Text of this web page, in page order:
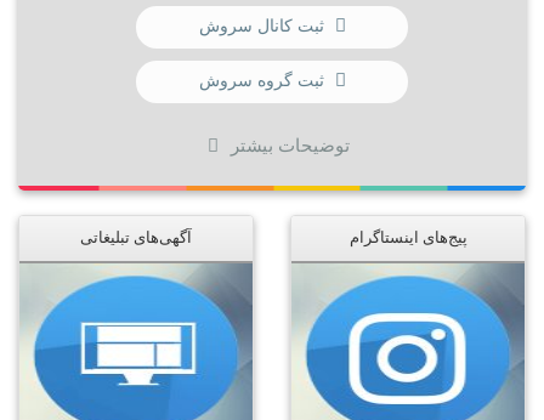
ثبت کانال سروش
ثبت گروه سروش
توضیحات بیشتر
پیج‌های اینستاگرام آگهی‌های تبلیغاتی